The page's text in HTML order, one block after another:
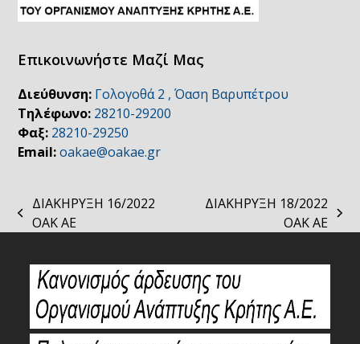
Επικοινωνήστε Μαζί Μας
Διεύθυνση: Γολογοθά 2 , Όαση Βαρυπέτρου
Τηλέφωνο: 28210-29200
Φαξ: 28210-29250
Email: oakae@oakae.gr
previous
ΔΙΑΚΗΡΥΞΗ 16/2022
ΟΑΚ ΑΕ
ΔΙΑΚΗΡΥΞΗ 18/2022
ΟΑΚ ΑΕ